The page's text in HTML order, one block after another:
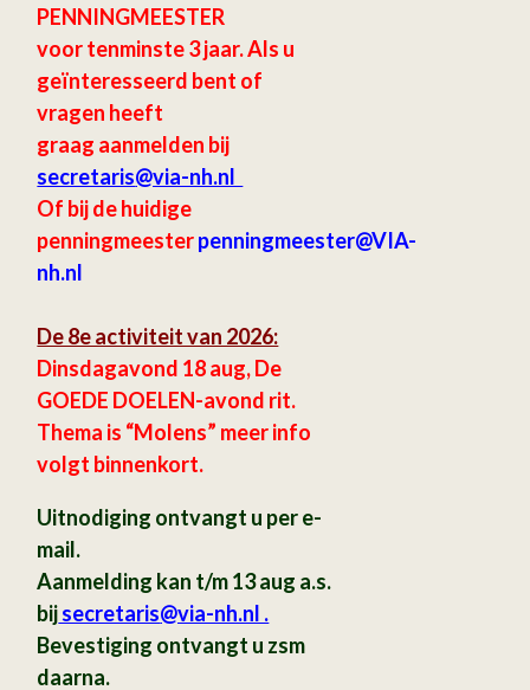
PENNINGMEESTER
voor tenminste 3 jaar.Als u
geïnteresseerd bent of
vragen heeft
graag aanmelden bij
secretaris@via-nh.nl
Of bij de huidige
penningmeesterpenningmeester@VIA-
nh.nl
De 8e activiteit van 2026:
Dinsdagavond 18 aug, De
GOEDE DOELEN-avond rit.
Thema is “Molens” meer info
volgt binnenkort.
Uitnodiging ontvangt u per e-
mail.
Aanmelding kan t/m 13 aug a.s.
bijsecretaris@via-nh.nl .
Bevestiging ontvangt u zsm
daarna.